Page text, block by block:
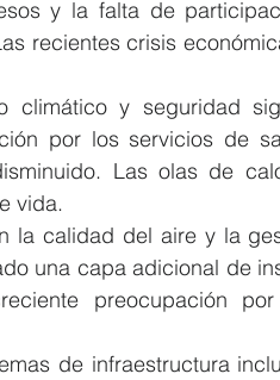
y la falta de
recientes crisis
y seguridad
por los servicios de
Las olas de
vida.
la calidad del aire y la
una capa adicional de
preocupación
de infraestructura